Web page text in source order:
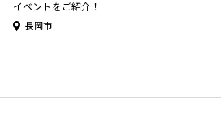
イベントをご紹介！
長岡市